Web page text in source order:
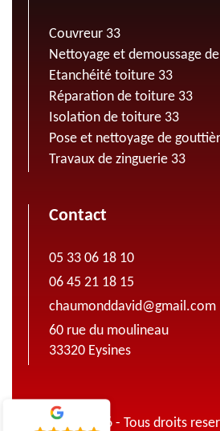
Couvreur 33
Nettoyage et demoussage
Etanchéité toiture 33
Réparation de toiture 33
Isolation de toiture 33
Pose et nettoyage de
Travaux de zinguerie 33
Contact
05 33 06 18 10
06 45 21 18 15
chaumonddavid@gmail.com
60 rue du moulineau
33320 Eysines
© 2022 - 2026 - Tous droits